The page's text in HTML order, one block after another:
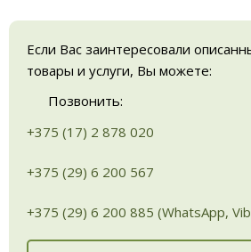
Если Вас заинтересовали
товары и услуги, Вы можете:
Позвонить:
+375 (17) 2 878 020
+375 (29) 6 200 567
+375 (29) 6 200 885 (WhatsApp,